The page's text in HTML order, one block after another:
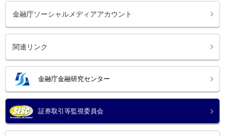
金融庁ソーシャルメディアアカウント
関連リンク
金融庁金融研究センター
証券取引等監視委員会